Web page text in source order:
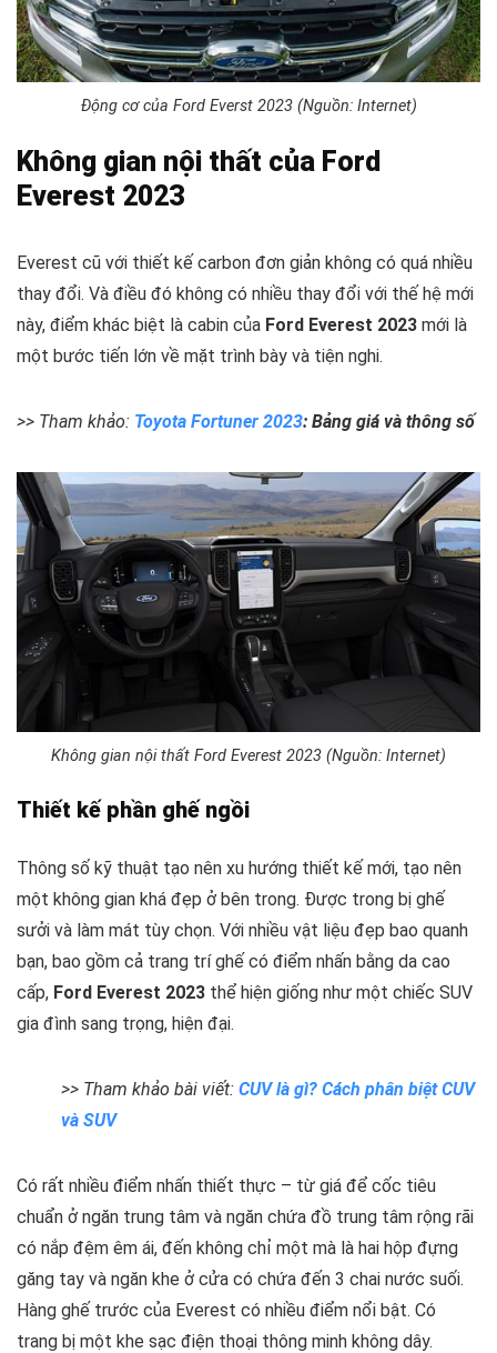
Động cơ của Ford Everst 2023 (Nguồn: Internet)
Không gian nội thất của Ford
Everest 2023
Everest cũ với thiết kế carbon đơn giản không có quá nhiều
thay đổi. Và điều đó không có nhiều thay đổi với thế hệ mới
này, điểm khác biệt là cabin của Ford Everest 2023 mới là
một bước tiến lớn về mặt trình bày và tiện nghi.
>> Tham khảo: Toyota Fortuner 2023: Bảng giá và thông số
Không gian nội thất Ford Everest 2023 (Nguồn: Internet)
Thiết kế phần ghế ngồi
Thông số kỹ thuật tạo nên xu hướng thiết kế mới, tạo nên
một không gian khá đẹp ở bên trong. Được trong bị ghế
sưởi và làm mát tùy chọn. Với nhiều vật liệu đẹp bao quanh
bạn, bao gồm cả trang trí ghế có điểm nhấn bằng da cao
cấp, Ford Everest 2023 thể hiện giống như một chiếc SUV
gia đình sang trọng, hiện đại.
>> Tham khảo bài viết: CUV là gì? Cách phân biệt CUV
và SUV
Có rất nhiều điểm nhấn thiết thực – từ giá để cốc tiêu
chuẩn ở ngăn trung tâm và ngăn chứa đồ trung tâm rộng rãi
có nắp đệm êm ái, đến không chỉ một mà là hai hộp đựng
găng tay và ngăn khe ở cửa có chứa đến 3 chai nước suối.
Hàng ghế trước của Everest có nhiều điểm nổi bật. Có
trang bị một khe sạc điện thoại thông minh không dây.